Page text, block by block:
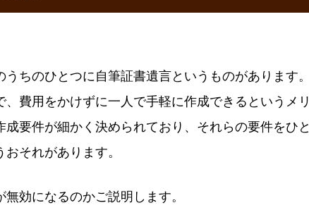
ちのひとつに自筆証書遺言というものがあります。
費用をかけずに一人で手軽に作成できるというメリ
要件が細かく決められており、それらの要件をひと
それがあります。
効になるのかご説明します。